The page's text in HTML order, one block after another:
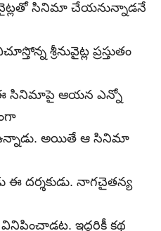
సినిమా చేయనున్నాడనే
శ్రీనువైట్ల ప్రస్తుతం
ఈ సినిమాపై ఆయన ఎన్నో
అయితే ఆ సినిమా
ఈ దర్శకుడు. నాగచైతన్య
వినిపించాడట. ఇద్దరికీ కథ